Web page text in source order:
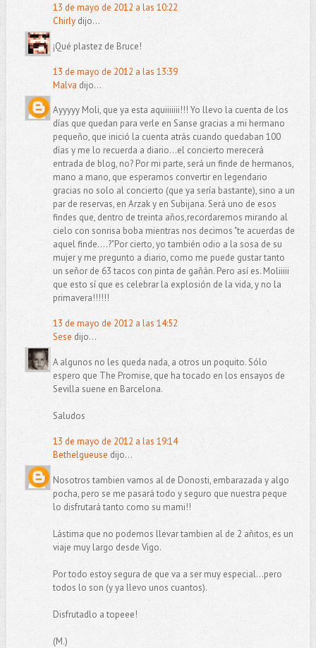
13 de mayo de 2012 a las 10:22
Chirlydijo...
¡Qué plastez de Bruce!
13 de mayo de 2012 a las 13:39
Malva dijo...
Ayyyyy Moli, que ya esta aquiiiiiii!!! Yo llevo la cuenta de los
días que quedan para verle en Sanse gracias a mi hermano
pequeño, que inició la cuenta atrás cuando quedaban 100
días y me lo recuerda a diario...el concierto merecerá
entrada de blog, no? Por mi parte, será un finde de hermanos,
mano a mano, que esperamos convertir en legendario
gracias no solo al concierto (que ya sería bastante), sino a un
par de reservas, en Arzak y en Subijana. Será uno de esos
findes que, dentro de treinta años,recordaremos mirando al
cielo con sonrisa boba mientras nos decimos "te acuerdas de
aquel finde....?"Por cierto, yo también odio a la sosa de su
mujer y me pregunto a diario, como me puede gustar tanto
un señor de 63 tacos con pinta de gañán. Pero así es. Moliiiii
que esto sí que es celebrar la explosión de la vida, y no la
primavera!!!!!!
13 de mayo de 2012 a las 14:52
Sese dijo...
A algunos no les queda nada, a otros un poquito. Sólo
espero que The Promise, que ha tocado en los ensayos de
Sevilla suene en Barcelona.
Saludos
13 de mayo de 2012 a las 19:14
Bethelgueuse dijo...
Nosotros tambien vamos al de Donosti, embarazada y algo
pocha, pero se me pasará todo y seguro que nuestra peque
lo disfrutará tanto como su mami!!
Lástima que no podemos llevar tambien al de 2 añitos, es un
viaje muy largo desde Vigo.
Por todo estoy segura de que va a ser muy especial...pero
todos lo son (y ya llevo unos cuantos).
Disfrutadlo a topeee!
(M.)